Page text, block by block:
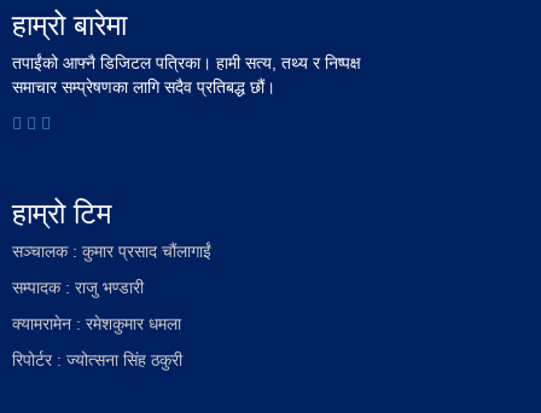
हाम्रो बारेमा
तपाईंको आफ्नै डिजिटल पत्रिका। हामी सत्य, तथ्य र निष्पक्ष
समाचार सम्प्रेषणका लागि सदैव प्रतिबद्ध छौं।
हाम्रो टिम
सञ्चालक : कुमार प्रसाद चौंलागाईं
सम्पादक : राजु भण्डारी
क्यामरामेन : रमेशकुमार धमला
रिपोर्टर : ज्योत्सना सिंह ठकुरी